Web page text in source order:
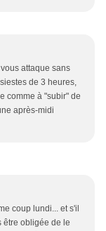
attaque sans
de 3 heures,
comme à "subir" de
après-midi
coup lundi... et s'il
être obligée de le